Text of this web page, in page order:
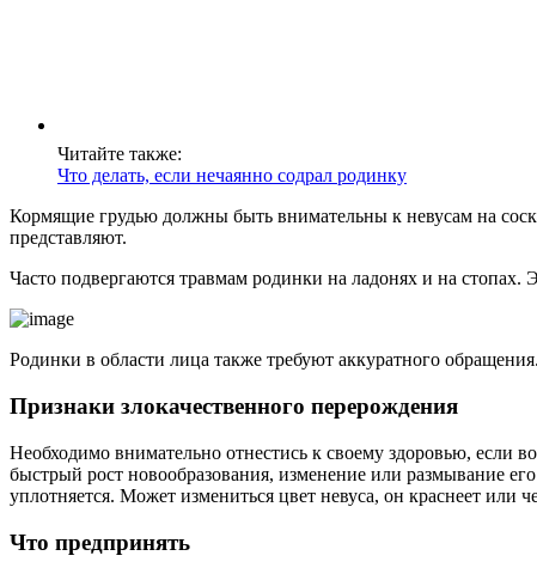
Читайте также:
Что делать, если нечаянно содрал родинку
Кормящие грудью должны быть внимательны к невусам на
представляют.
Часто подвергаются травмам родинки на ладонях и на стопах.
Родинки в области лица также требуют аккуратного
Признаки злокачественного перерождения
Необходимо внимательно отнестись к своему здоровью, если
быстрый рост новообразования, изменение или размывание
уплотняется. Может измениться цвет невуса, он краснеет или
Что предпринять